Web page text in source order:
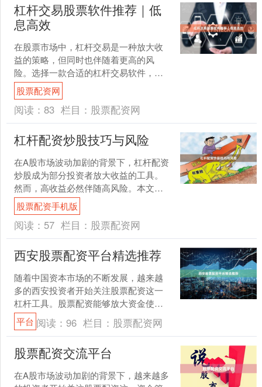
杠杆交易股票软件推荐｜低
息高效
在股票市场中，杠杆交易是一种放大收
益的策略，但同时也伴随着更高的风
险。选择一款合适的杠杆交易软件，不
仅能提高交易效率，还能有效控制成
本。本文将为您推荐几款低息、....
股票配资网
阅读： 83 栏目： 股票配资网
杠杆配资炒股技巧与风险
在A股市场波动加剧的背景下，杠杆配资
炒股成为部分投资者放大收益的工具。
然而，高收益必然伴随高风险。本文将
详细解析杠杆配资的操作技巧与潜在风
险股票配资手机版，帮助....
股票配资手机版
阅读： 57 栏目： 股票配资网
西安股票配资平台精选推荐
随着中国资本市场的不断发展，越来越
多的西安投资者开始关注股票配资这一
杠杆工具。股票配资能够放大资金使用
效率股票配资网，但同时也伴随着相应
的风险。对于西安本地的投....
平台 阅读： 96 栏目： 股票配资网
股票配资交流平台
在A股市场波动加剧的背景下，越来越多